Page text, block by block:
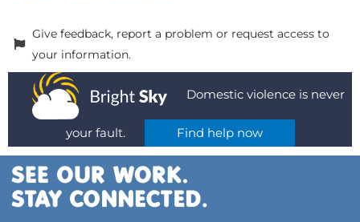
Give feedback, report a problem or request access to
your information.
Domestic violence is never
your fault. Find help now